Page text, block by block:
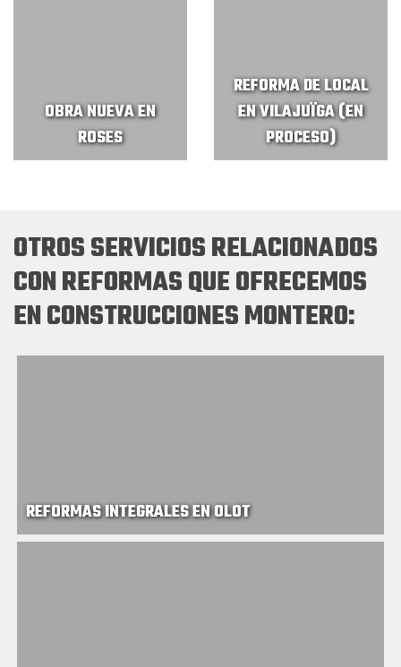
OBRA NUEVA EN
ROSES
REFORMA DE LOCAL
EN VILAJUÏGA (EN
PROCESO)
OTROS SERVICIOS RELACIONADOS
CON REFORMAS QUE OFRECEMOS
EN CONSTRUCCIONES MONTERO:
REFORMAS INTEGRALES EN OLOT